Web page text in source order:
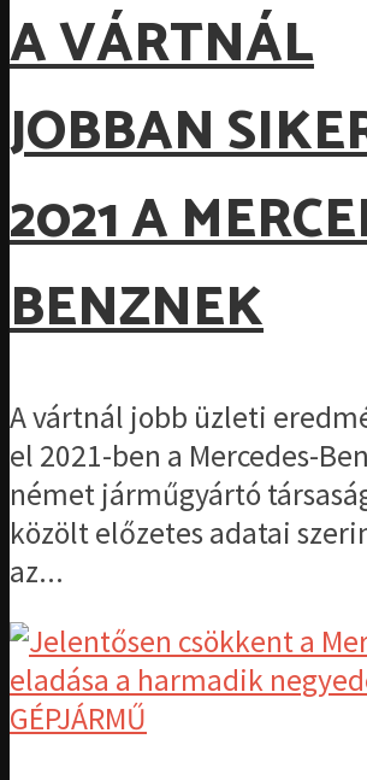
A VÁRTNÁL
JOBBAN
2021 A
BENZNEK
A vártnál jobb üzleti
el 2021-ben a Mercedes-
német járműgyártó
közölt előzetes adatai
az...
GÉPJÁRMŰ